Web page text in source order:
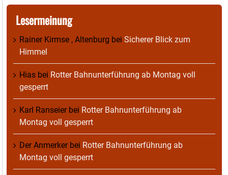
Lesermeinung
Rainer Kirmse , Altenburg bei Sicherer Blick zum
Himmel
Hias bei Rotter Bahnunterführung ab Montag voll
gesperrt
Karl Ranseierbei Rotter Bahnunterführung ab
Montag voll gesperrt
Der Anmerkerbei Rotter Bahnunterführung ab
Montag voll gesperrt